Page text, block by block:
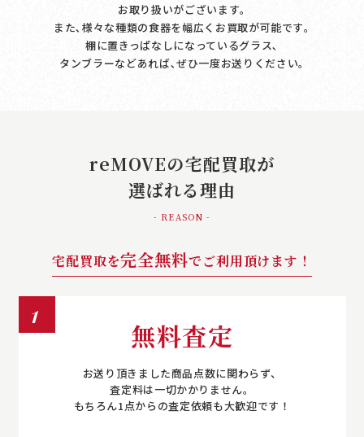
お取り扱いがございます｡
また､様々な種類の食器を幅広くお買取が可能です｡
棚に置きっぱなしになっているグラス､
タンブラーなどあれば､ぜひ一度お送りください｡
reMOVEの宅配買取が
選ばれる理由
- REASON -
宅配買取を完全無料でご利用頂けます！
1
無料査定
お送り頂きました商品点数に関わらず、
査定料は一切かかりません。
もちろん1点からの査定依頼も大歓迎です！